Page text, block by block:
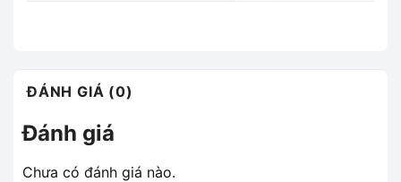
ĐÁNH GIÁ (0)
Đánh giá
Chưa có đánh giá nào.